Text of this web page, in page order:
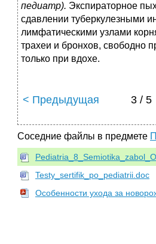
педиатр). Экспираторное
сдавлении туберкулезными
лимфатическими узлами
трахеи и бронхов, свободно
только при вдохе.
< Предыдущая 3 / 5
Соседние файлы в предмете
Testy_sertifik_po_pediatrii.doc
Особенности ухода за